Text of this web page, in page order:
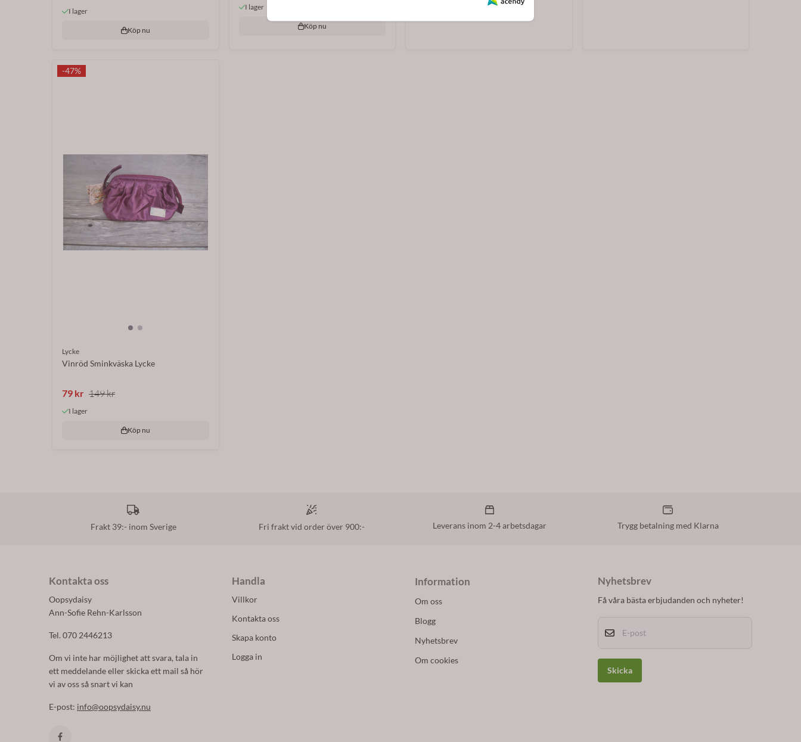
I lager
Köp nu
I lager
Köp nu
-47%
Lycke
Vinröd Sminkväska Lycke
79 kr 149 kr
I lager
Köp nu
Frakt 39:- inom Sverige Fri frakt vid order över 900:- Leverans inom 2-4 arbetsdagar Trygg betalning med Klarna
Kontakta oss
Oopsydaisy
Ann-Sofie Rehn-Karlsson
Tel. 070 2446213
Om vi inte har möjlighet att svara, tala in
ett meddelande eller skicka ett mail så hör
vi av oss så snart vi kan
E-post: info@oopsydaisy.nu
Handla
Villkor
Kontakta oss
Skapa konto
Logga in
Information
Om oss
Blogg
Nyhetsbrev
Om cookies
Nyhetsbrev
Få våra bästa erbjudanden och nyheter!
E-post
Skicka